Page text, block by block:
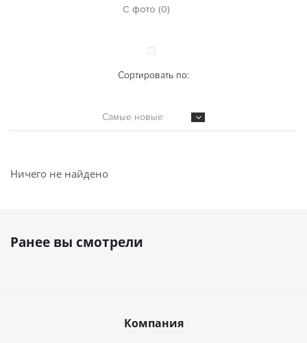
С фото (0)
Сортировать по:
Самые новые
Ничего не найдено
Ранее вы смотрели
Компания